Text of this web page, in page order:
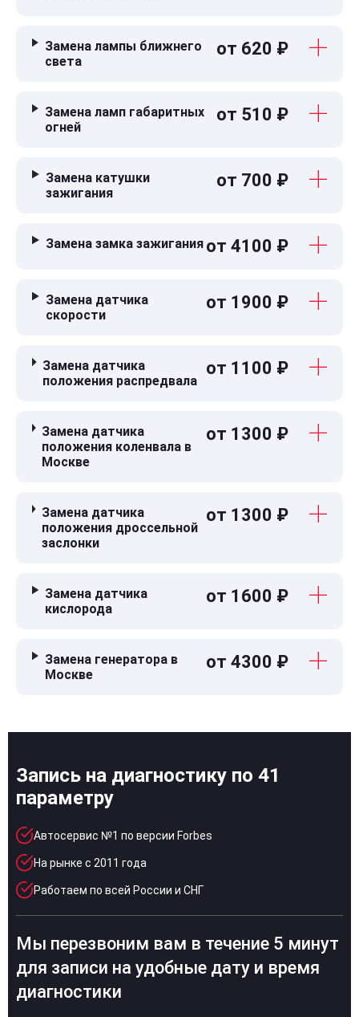
Замена лампы ближнего
света
от 620 ₽
Замена ламп габаритных
огней
от 510 ₽
Замена катушки
зажигания
от 700 ₽
Замена замка зажигания от 4100 ₽
Замена датчика
скорости
от 1900 ₽
Замена датчика
положения распредвала
от 1100 ₽
Замена датчика
положения коленвала в
Москве
от 1300 ₽
Замена датчика
положения дроссельной
заслонки
от 1300 ₽
Замена датчика
кислорода
от 1600 ₽
Замена генератора в
Москве
от 4300 ₽
Запись на диагностику по 41
параметру
Автосервис №1 по версии Forbes
На рынке с 2011 года
Работаем по всей России и СНГ
Мы перезвоним вам в течение 5 минут
для записи на удобные дату и время
диагностики